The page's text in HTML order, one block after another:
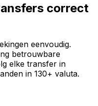
correct
eenvoudig.
betrouwbare
elke transfer in
in 130+ valuta.